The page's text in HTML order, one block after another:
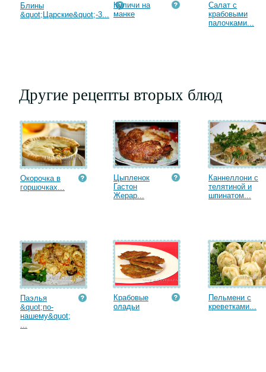
Блины
&quot;Царские&quot;-3...
Куличи на
манке
Салат с
крабовыми
палочками...
Другие рецепты вторых блюд
Окорочка в
горшочках...
Цыпленок
Гастон
Жерар...
Каннеллони с
телятиной и
шпинатом...
Паэлья
&quot;по-
нашему&quot;
...
Крабовые
оладьи
Пельмени с
креветками...